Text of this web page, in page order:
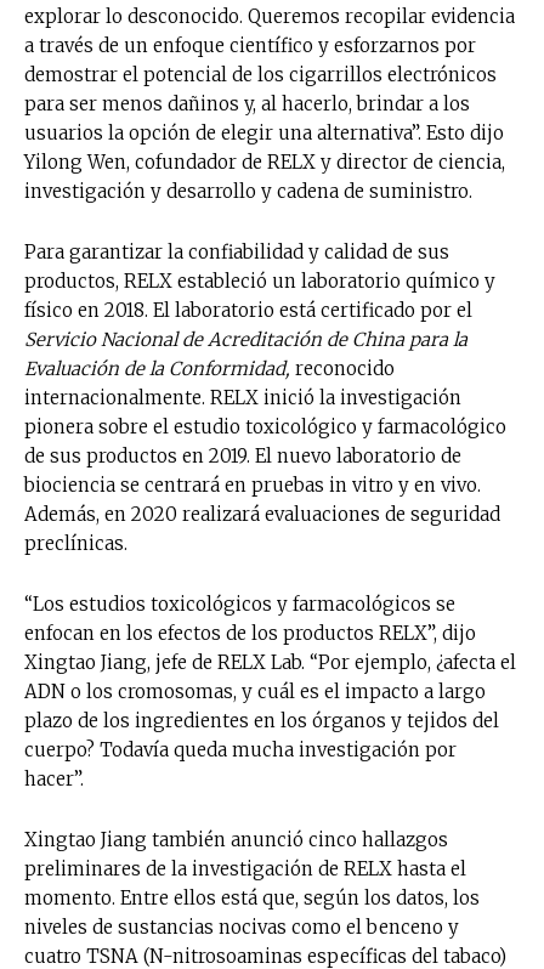
explorar lo desconocido. Queremos recopilar evidencia
a través de un enfoque científico y esforzarnos por
demostrar el potencial de los cigarrillos electrónicos
para ser menos dañinos y, al hacerlo, brindar a los
usuarios la opción de elegir una alternativa”. Esto dijo
Yilong Wen, cofundador de RELX y director de ciencia,
investigación y desarrollo y cadena de suministro.
Para garantizar la confiabilidad y calidad de sus
productos, RELX estableció un laboratorio químico y
físico en 2018. El laboratorio está certificado por el
Servicio Nacional de Acreditación de China para la
Evaluación de la Conformidad, reconocido
internacionalmente. RELX inició la investigación
pionera sobre el estudio toxicológico y farmacológico
de sus productos en 2019. El nuevo laboratorio de
biociencia se centrará en pruebas in vitro y en vivo.
Además, en 2020 realizará evaluaciones de seguridad
preclínicas.
“Los estudios toxicológicos y farmacológicos se
enfocan en los efectos de los productos RELX”, dijo
Xingtao Jiang, jefe de RELX Lab. “Por ejemplo, ¿afecta el
ADN o los cromosomas, y cuál es el impacto a largo
plazo de los ingredientes en los órganos y tejidos del
cuerpo? Todavía queda mucha investigación por
hacer”.
Xingtao Jiang también anunció cinco hallazgos
preliminares de la investigación de RELX hasta el
momento. Entre ellos está que, según los datos, los
niveles de sustancias nocivas como el benceno y
cuatro TSNA (N-nitrosoaminas específicas del tabaco)